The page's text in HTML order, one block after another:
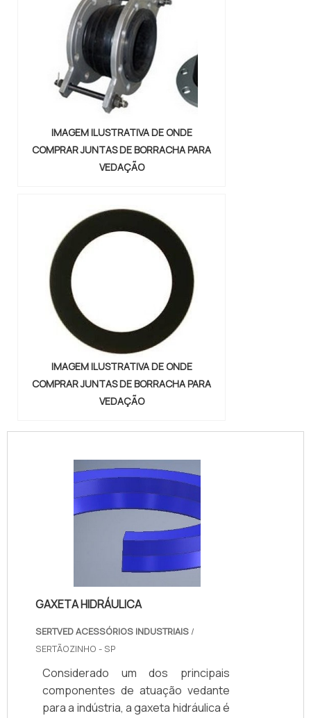
da Vital Indústria de Auto Peças, o
cliente receberá ótima qualidade
com responsabilidade ambient...
IMAGEM ILUSTRATIVA DE ONDE
COMPRAR JUNTAS DE BORRACHA PARA
VEDAÇÃO
IMAGEM ILUSTRATIVA DE ONDE
COMPRAR JUNTAS DE BORRACHA PARA
VEDAÇÃO
GAXETA HIDRÁULICA
SERTVED ACESSÓRIOS INDUSTRIAIS /
SERTÃOZINHO - SP
Considerado um dos principais
componentes de atuação vedante
para a indústria, a gaxeta hidráulica é